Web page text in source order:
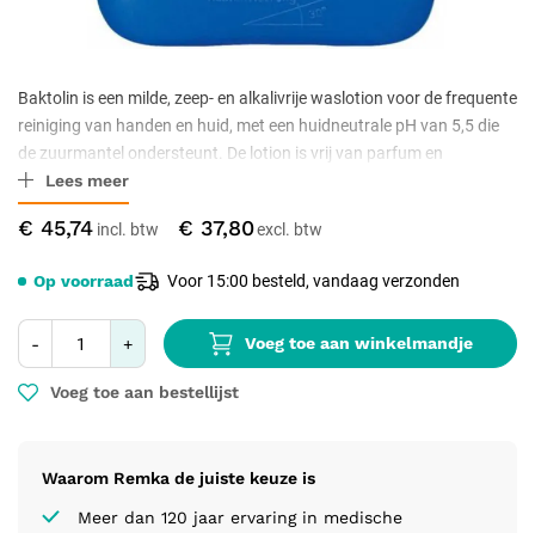
€ 45,74 € 37,80
- + Voeg toe aan winkelmandje
Voeg toe aan bestellijst
Waarom Remka de juiste keuze is
Meer dan 120 jaar ervaring in medische
Op voorraad Voor 15:00 besteld, vandaag verzonden
Baktolin is een milde, zeep- en alkalivrije waslotion voor de frequente
reiniging van handen en huid, met een huidneutrale pH van 5,5 die
de zuurmantel ondersteunt. De lotion is vrij van parfum en
kleurstoffen en geschikt voor de gevoelige huid; het is een reiniger,
geen desinfectiemiddel. Inhoud/verpakking: 5000 ml.
Lees meer